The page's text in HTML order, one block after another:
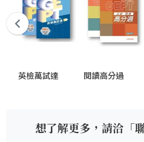
英檢萬試達 閱讀高分過
想了解更多，請洽「